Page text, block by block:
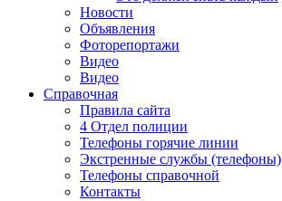
Новости
Объявления
Фоторепортажи
Видео
Видео
Справочная
Правила сайта
4 Отдел полиции
Телефоны горячие линии
Экстренные службы (телефоны)
Телефоны справочной
Контакты